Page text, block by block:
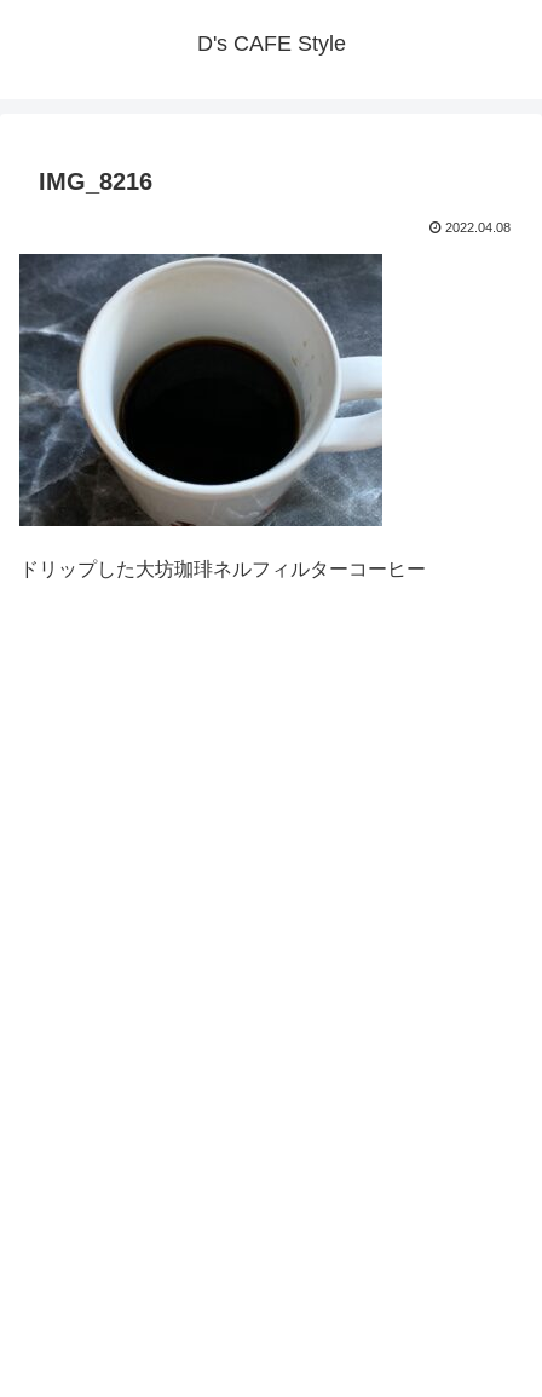
D's CAFE Style
IMG_8216
2022.04.08
ドリップした大坊珈琲ネルフィルターコーヒー